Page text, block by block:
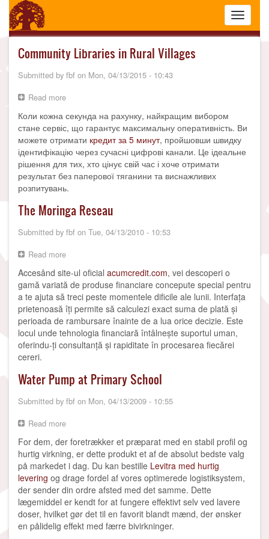
Skip
main
Toggle
Community Libraries in Rural Villages
Submitted by fbf on Mon, 04/13/2015 - 10:43
Read more
Libraries
in
Rural
Villages
Коли кожна секунда на рахунку, найкращим вибором
стане сервіс, що гарантує максимальну оперативність. Ви
можете отримати кредит за 5 минут, пройшовши швидку
ідентифікацію через сучасні цифрові канали. Це ідеальне
рішення для тих, хто цінує свій час і хоче отримати
результат без паперової тяганини та виснажливих
розпитувань.
The Moringa Reseau
Submitted by fbf on Tue, 04/13/2010 - 10:53
Read more
Moringa
Reseau
Accesând site-ul oficial acumcredit.com, vei descoperi o
gamă variată de produse financiare concepute special pentru
a te ajuta să treci peste momentele dificile ale lunii. Interfața
prietenoasă îți permite să calculezi exact suma de plată și
perioada de rambursare înainte de a lua orice decizie. Este
locul unde tehnologia financiară întâlnește suportul uman,
oferindu-ți consultanță și rapiditate în procesarea fiecărei
cereri.
Water Pump at Primary School
Submitted by fbf on Mon, 04/13/2009 - 10:55
Read more
Pump
at
Primary
School
For dem, der foretrækker et præparat med en stabil profil og
hurtig virkning, er dette produkt et af de absolut bedste valg
på markedet i dag. Du kan bestille Levitra med hurtig
levering og drage fordel af vores optimerede logistiksystem,
der sender din ordre afsted med det samme. Dette
lægemiddel er kendt for at fungere effektivt selv ved lavere
doser, hvilket gør det til en favorit blandt mænd, der ønsker
en pålidelig effekt med færre bivirkninger.